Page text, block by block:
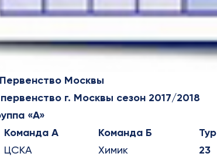
Москвы
г. Москвы сезон 2017/2018
«А»
Команда А Команда Б Тур
ЦСКА Химик 23